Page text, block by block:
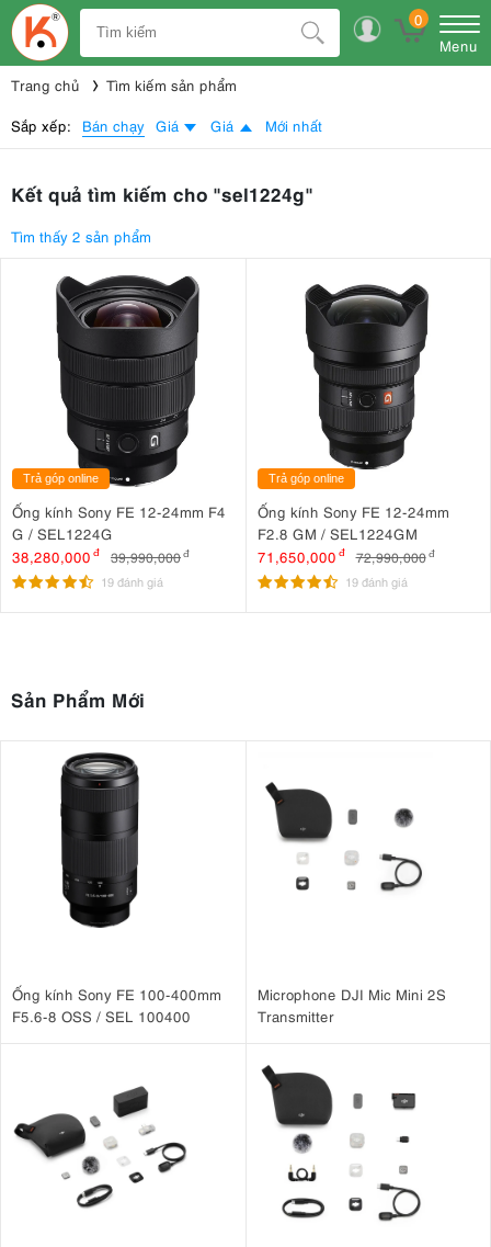
0
Menu
Trang chủ Tìm kiếm sản phẩm
Sắp xếp: Bán chạy Giá Giá Mới nhất
Kết quả tìm kiếm cho "sel1224g"
Tìm thấy 2 sản phẩm
Trả góp online
Ống kính Sony FE 12-24mm F4
G / SEL1224G
38,280,000 đ 39,990,000đ
19 đánh giá
Trả góp online
Ống kính Sony FE 12-24mm
F2.8 GM / SEL1224GM
71,650,000 đ 72,990,000 đ
19 đánh giá
Sản Phẩm Mới
Ống kính Sony FE 100-400mm
F5.6-8 OSS / SEL 100400
Microphone DJI Mic Mini 2S
Transmitter